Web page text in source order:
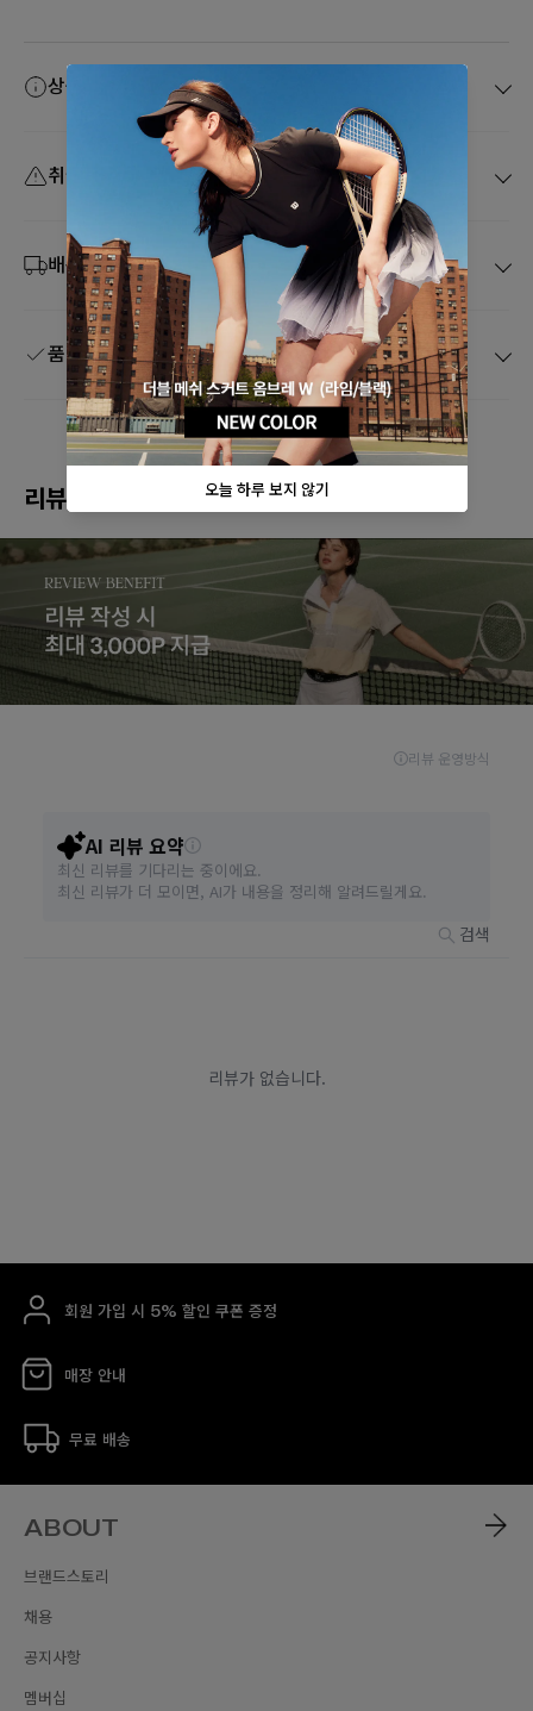
상품 정보고시
취급 주의사항
배송 및 취소
품질보증 및 A/S
리뷰
회원 가입 시 5% 할인 쿠폰 증정
매장 안내
무료 배송
ABOUT
브랜드스토리
채용
공지사항
멤버십